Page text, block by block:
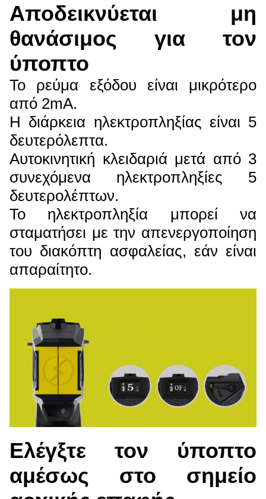
Αποδεικνύεται μη
θανάσιμος για τον
ύποπτο
Το ρεύμα εξόδου είναι μικρότερο
από 2mA.
Η διάρκεια ηλεκτροπληξίας είναι 5
δευτερόλεπτα.
Αυτοκινητική κλειδαριά μετά από 3
συνεχόμενα ηλεκτροπληξίες 5
δευτερολέπτων.
Το ηλεκτροπληξία μπορεί να
σταματήσει με την απενεργοποίηση
του διακόπτη ασφαλείας, εάν είναι
απαραίτητο.
Ελέγξτε τον ύποπτο
αμέσως στο σημείο